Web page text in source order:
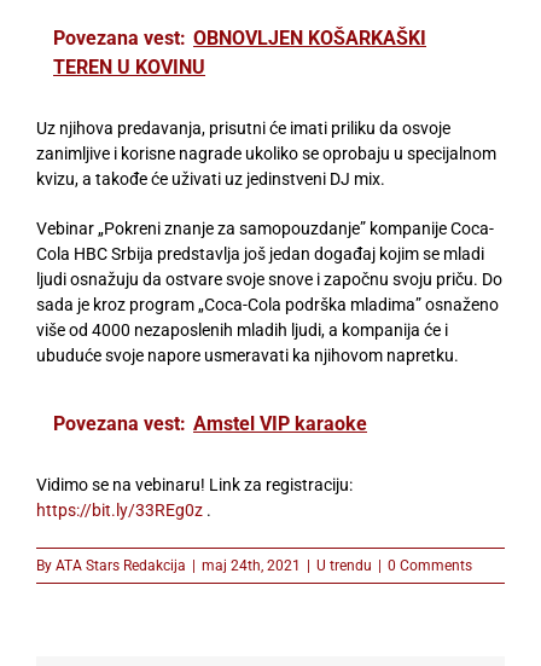
Povezana vest: OBNOVLJEN KOŠARKAŠKI
TEREN U KOVINU
Uz njihova predavanja, prisutni će imati priliku da osvoje
zanimljive i korisne nagrade ukoliko se oprobaju u specijalnom
kvizu, a takođe će uživati uz jedinstveni DJ mix.
Vebinar „Pokreni znanje za samopouzdanje” kompanije Coca-
Cola HBC Srbija predstavlja još jedan događaj kojim se mladi
ljudi osnažuju da ostvare svoje snove i započnu svoju priču. Do
sada je kroz program „Coca-Cola podrška mladima” osnaženo
više od 4000 nezaposlenih mladih ljudi, a kompanija će i
ubuduće svoje napore usmeravati ka njihovom napretku.
Povezana vest: Amstel VIP karaoke
Vidimo se na vebinaru! Link za registraciju:
https://bit.ly/33REg0z .
By ATA Stars Redakcija maj 24th, 2021 U trendu 0 Comments